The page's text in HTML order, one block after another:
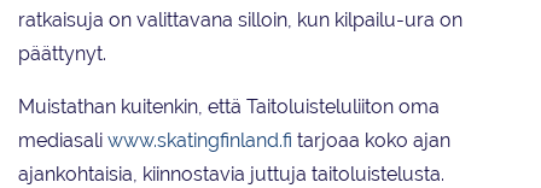
ratkaisuja on valittavana silloin, kun kilpailu-ura on
päättynyt.
Muistathan kuitenkin, että Taitoluisteluliiton oma
mediasali www.skatingfinland.fi tarjoaa koko ajan
ajankohtaisia, kiinnostavia juttuja taitoluistelusta.